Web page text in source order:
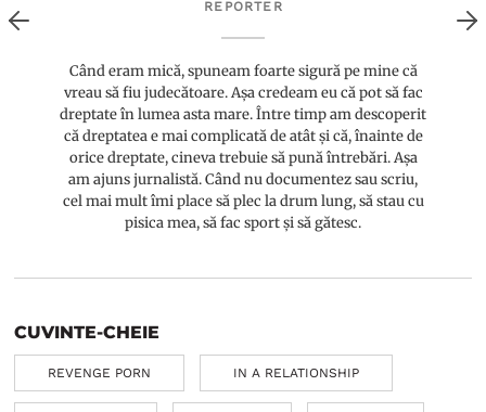
REPORTER
Când eram mică, spuneam foarte sigură pe mine că
vreau să fiu judecătoare. Așa credeam eu că pot să fac
dreptate în lumea asta mare. Între timp am descoperit
că dreptatea e mai complicată de atât și că, înainte de
orice dreptate, cineva trebuie să pună întrebări. Așa
am ajuns jurnalistă. Când nu documentez sau scriu,
cel mai mult îmi place să plec la drum lung, să stau cu
pisica mea, să fac sport și să gătesc.
CUVINTE-CHEIE
REVENGE PORN IN A RELATIONSHIP